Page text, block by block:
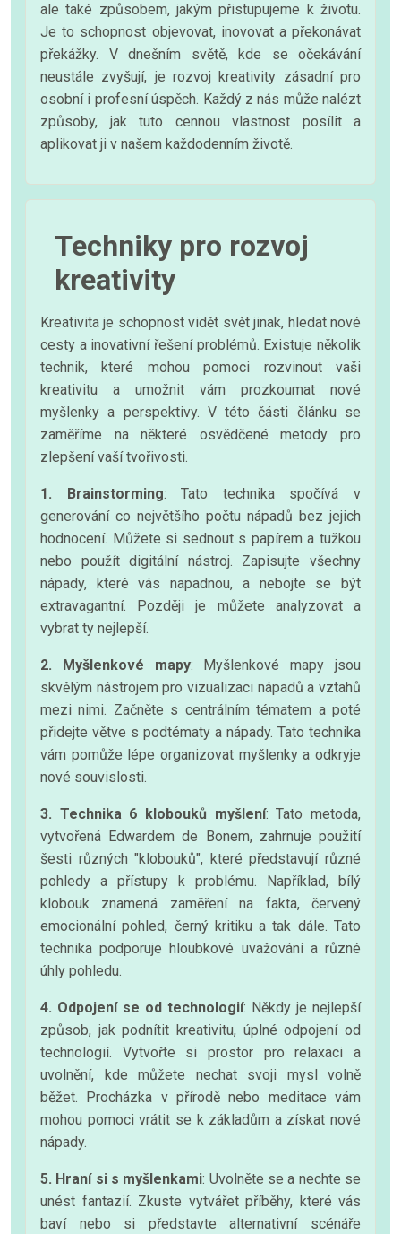
ale také způsobem, jakým přistupujeme k životu.
Je to schopnost objevovat, inovovat a překonávat
překážky. V dnešním světě, kde se očekávání
neustále zvyšují, je rozvoj kreativity zásadní pro
osobní i profesní úspěch. Každý z nás může nalézt
způsoby, jak tuto cennou vlastnost posílit a
aplikovat ji v našem každodenním životě.
Techniky pro rozvoj
kreativity
Kreativita je schopnost vidět svět jinak, hledat nové
cesty a inovativní řešení problémů. Existuje několik
technik, které mohou pomoci rozvinout vaši
kreativitu a umožnit vám prozkoumat nové
myšlenky a perspektivy. V této části článku se
zaměříme na některé osvědčené metody pro
zlepšení vaší tvořivosti.
1. Brainstorming: Tato technika spočívá v
generování co největšího počtu nápadů bez jejich
hodnocení. Můžete si sednout s papírem a tužkou
nebo použít digitální nástroj. Zapisujte všechny
nápady, které vás napadnou, a nebojte se být
extravagantní. Později je můžete analyzovat a
vybrat ty nejlepší.
2. Myšlenkové mapy: Myšlenkové mapy jsou
skvělým nástrojem pro vizualizaci nápadů a vztahů
mezi nimi. Začněte s centrálním tématem a poté
přidejte větve s podtématy a nápady. Tato technika
vám pomůže lépe organizovat myšlenky a odkryje
nové souvislosti.
3. Technika 6 klobouků myšlení: Tato metoda,
vytvořená Edwardem de Bonem, zahrnuje použití
šesti různých "klobouků", které představují různé
pohledy a přístupy k problému. Například, bílý
klobouk znamená zaměření na fakta, červený
emocionální pohled, černý kritiku a tak dále. Tato
technika podporuje hloubkové uvažování a různé
úhly pohledu.
4. Odpojení se od technologií: Někdy je nejlepší
způsob, jak podnítit kreativitu, úplné odpojení od
technologií. Vytvořte si prostor pro relaxaci a
uvolnění, kde můžete nechat svoji mysl volně
běžet. Procházka v přírodě nebo meditace vám
mohou pomoci vrátit se k základům a získat nové
nápady.
5. Hraní si s myšlenkami: Uvolněte se a nechte se
unést fantazií. Zkuste vytvářet příběhy, které vás
baví nebo si představte alternativní scénáře